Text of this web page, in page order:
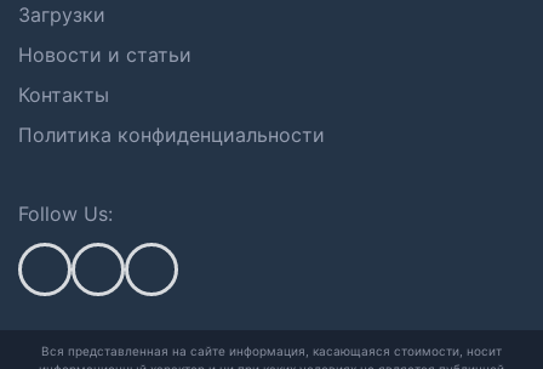
Загрузки
Новости и статьи
Контакты
Политика конфиденциальности
Follow Us:
Вся представленная на сайте информация, касающаяся стоимости, носит